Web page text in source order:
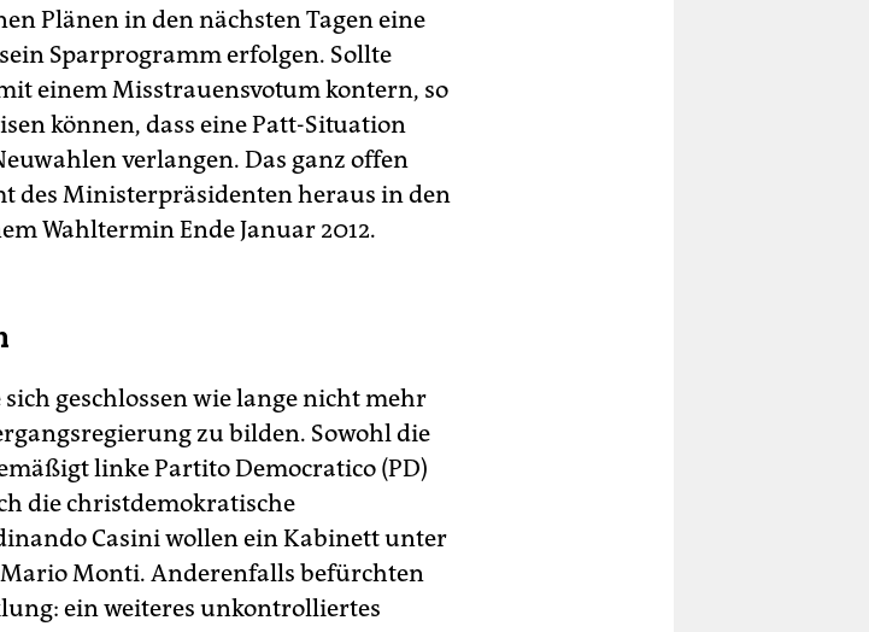
Plänen in den nächsten Tagen eine
Sparprogramm erfolgen. Sollte
einem Misstrauensvotum kontern, so
können, dass eine Patt-Situation
verlangen. Das ganz offen
des Ministerpräsidenten heraus in den
Wahltermin Ende Januar 2012.
geschlossen wie lange nicht mehr
zu bilden. Sowohl die
linke Partito Democratico (PD)
die christdemokratische
Casini wollen ein Kabinett unter
Monti. Anderenfalls befürchten
ein weiteres unkontrolliertes